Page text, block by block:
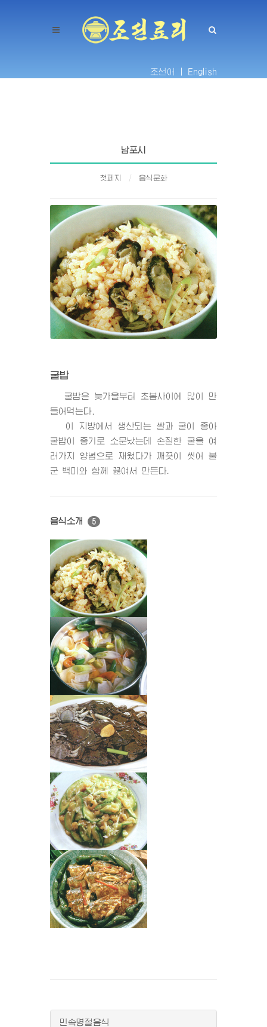
조선어 | English
남포시
첫페지 음식문화
굴밥
굴밥은 늦가을부터 초봄사이에 많이 만
들어먹는다.
이 지방에서 생산되는 쌀과 굴이 좋아
굴밥이 좋기로 소문났는데 손질한 굴을 여
러가지 양념으로 재웠다가 깨끗이 씻어 불
군 백미와 함께 끓여서 만든다．
음식소개 5
민속명절음식